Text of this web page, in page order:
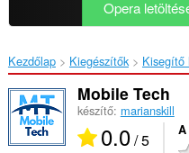
Opera
Kezdőlap Kiegészítők Kisegítő
Mobile Tech
készítő: marianskill
0.0/ 5 A